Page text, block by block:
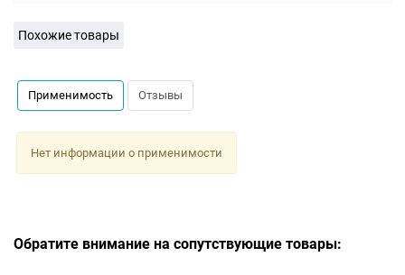
Похожие товары
Применимость Отзывы
Нет информации о применимости
Обратите внимание на сопутствующие товары: